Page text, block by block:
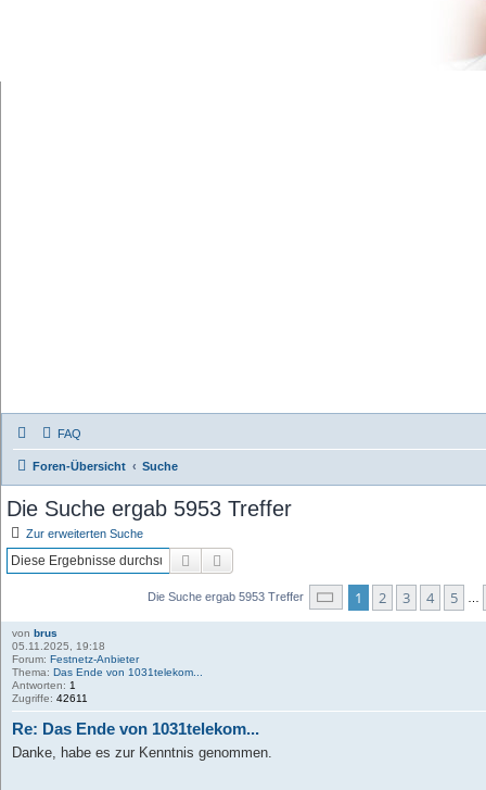
FAQ
Foren-Übersicht Suche
Die Suche ergab 5953 Treffer
Zur erweiterten Suche
Suche
Die Suche ergab 5953 Treffer Seite von 397
1 2 3 4 5
von brus
05.11.2025, 19:18
Forum: Festnetz-Anbieter
Thema: Das Ende von 1031telekom...
Antworten: 1
Zugriffe: 42611
Re: Das Ende von 1031telekom...
Danke, habe es zur Kenntnis genommen.